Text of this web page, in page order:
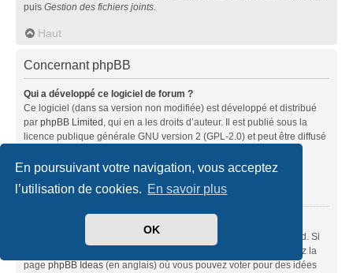
En poursuivant votre navigation, vous acceptez
l’utilisation de cookies. En savoir plus
OK
puis Gestion des fichiers joints.
Haut
Concernant phpBB
Qui a développé ce logiciel de forum ?
Ce logiciel (dans sa version non modifiée) est développé et distribué
par phpBB Limited, qui en a les droits d’auteur. Il est publié sous la
licence publique générale GNU version 2 (GPL-2.0) et peut être diffusé
À propos de phpBB» (en anglais).
Haut
Ce logiciel a été développé et mis sous licence par phpBB Limited. Si
vous pensez qu’une fonctionnalité nécessite d’être ajoutée, visitez la
page phpBB Ideas (en anglais) où vous pouvez voter pour des idées